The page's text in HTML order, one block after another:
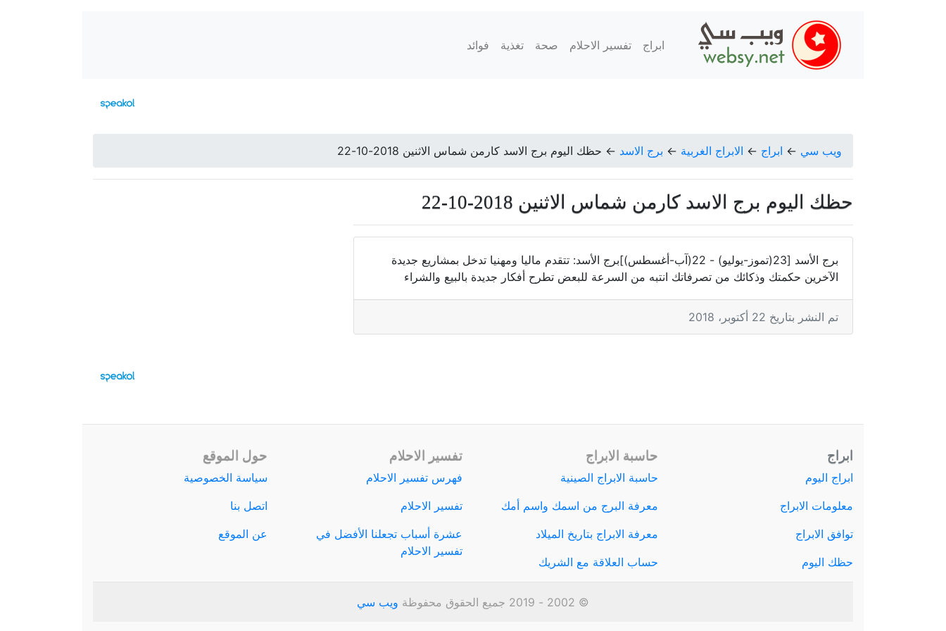
ابراج تفسير الاحلام صحة تغذية فوائد
ويب سي ← ابراج ← الابراج الغربية ← برج الاسد ← حظك اليوم برج الاسد كارمن شماس الاثنين 2018-10-22
حظك اليوم برج الاسد كارمن شماس الاثنين 2018-10-22
برج الأسد [23(تموز-يوليو) - 22(آب-أغسطس)]برج الأسد: تتقدم ماليا ومهنيا تدخل بمشاريع جديدة
الآخرين حكمتك وذكائك من تصرفاتك انتبه من السرعة للبعض تطرح أفكار جديدة بالبيع والشراء
تم النشر بتاريخ 22 أكتوبر، 2018
ابراج
ابراج اليوم
معلومات الابراج
توافق الابراج
حظك اليوم
حاسبة الابراج
حاسبة الابراج الصينية
معرفة البرج من اسمك واسم أمك
معرفة الابراج بتاريخ الميلاد
حساب العلاقة مع الشريك
تفسير الاحلام
فهرس تفسير الاحلام
تفسير الاحلام
عشرة أسباب تجعلنا الأفضل في
تفسير الاحلام
حول الموقع
سياسة الخصوصية
اتصل بنا
عن الموقع
© 2002 - 2019 جميع الحقوق محفوظة ويب سي